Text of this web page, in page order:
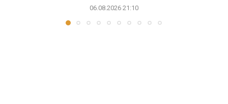
06.08.2026 21:10